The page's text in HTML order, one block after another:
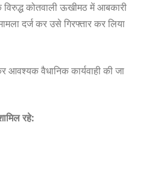
कोतवाली ऊखीमठ में आबकारी
दर्ज कर उसे गिरफ्तार कर लिया
आवश्यक वैधानिक कार्यवाही की जा
रहे: